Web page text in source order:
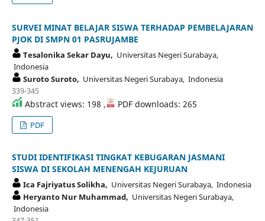
SURVEI MINAT BELAJAR SISWA TERHADAP PEMBELAJARAN
PJOK DI SMPN 01 PASRUJAMBE
Tesalonika Sekar Dayu, Universitas Negeri Surabaya,
Indonesia
Suroto Suroto, Universitas Negeri Surabaya, Indonesia
339-345
Abstract views: 198 , PDF downloads: 265
PDF
STUDI IDENTIFIKASI TINGKAT KEBUGARAN JASMANI
SISWA DI SEKOLAH MENENGAH KEJURUAN
Ica Fajriyatus Solikha, Universitas Negeri Surabaya, Indonesia
Heryanto Nur Muhammad, Universitas Negeri Surabaya,
Indonesia